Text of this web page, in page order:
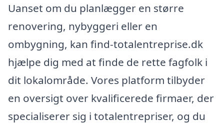
Uanset om du planlægger en større
renovering, nybyggeri eller en
ombygning, kan find-totalentreprise.dk
hjælpe dig med at finde de rette fagfolk i
dit lokalområde. Vores platform tilbyder
en oversigt over kvalificerede firmaer, der
specialiserer sig i totalentrepriser, og du